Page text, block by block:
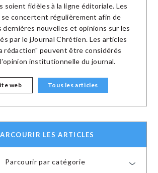
soient fidèles à la ligne éditoriale. Les
se concertent régulièrement afin de
dernières nouvelles et opinions sur les
par le jJournal Chrétien. Les articles
rédaction" peuvent être considérés
institutionnelle du journal.
web Tous les articles
LES ARTICLES
Parcourir par catégorie